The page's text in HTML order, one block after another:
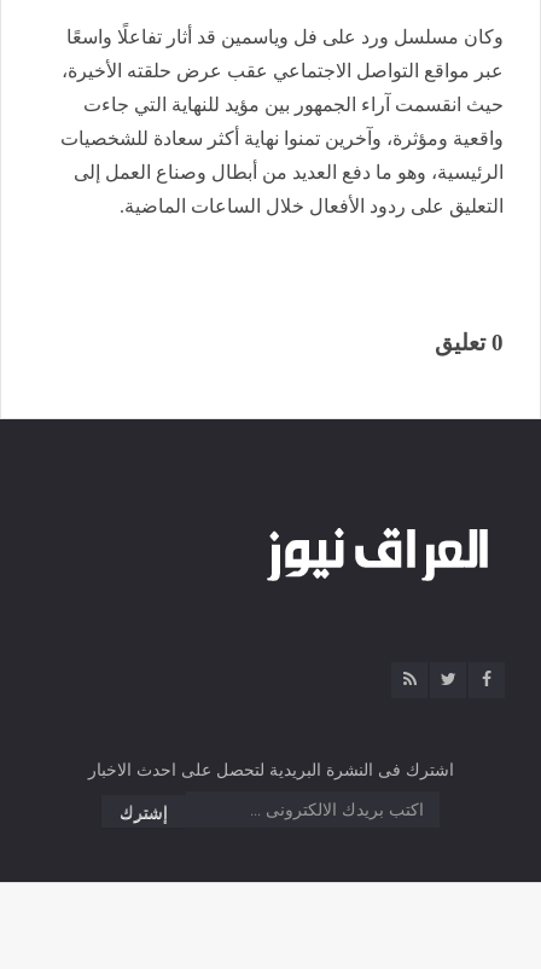
وكان مسلسل ورد على فل وياسمين قد أثار تفاعلًا واسعًا
عبر مواقع التواصل الاجتماعي عقب عرض حلقته الأخيرة،
حيث انقسمت آراء الجمهور بين مؤيد للنهاية التي جاءت
واقعية ومؤثرة، وآخرين تمنوا نهاية أكثر سعادة للشخصيات
الرئيسية، وهو ما دفع العديد من أبطال وصناع العمل إلى
التعليق على ردود الأفعال خلال الساعات الماضية.
0 تعليق
اشترك فى النشرة البريدية لتحصل على احدث الاخبار